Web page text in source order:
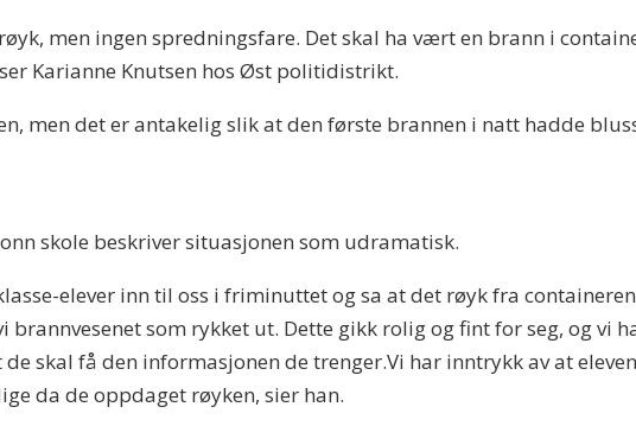
men ingen spredningsfare. Det skal ha vært en brann i
Karianne Knutsen hos Øst politidistrikt.
men det er antakelig slik at den første brannen i natt hadde
skole beskriver situasjonen som udramatisk.
elever inn til oss i friminuttet og sa at det røyk fra
som rykket ut. Dette gikk rolig og fint for seg, og vi
skal få den informasjonen de trenger.Vi har inntrykk av at
da de oppdaget røyken, sier han.